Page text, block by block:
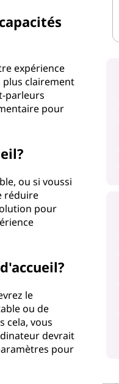
expérience
plus clairement
parleurs
pour
ou si voussi
réduire
pour
le
ou de
cela, vous
devrait
pour